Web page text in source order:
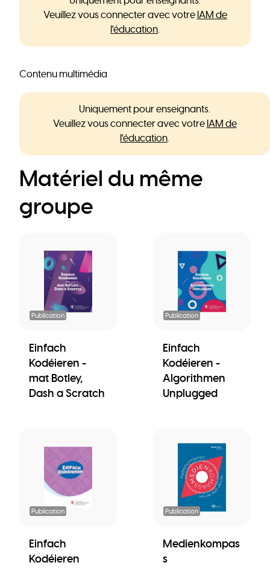
Veuillez vous connecter avec votre IAM de
l'éducation.
Contenu multimédia
Uniquement pour enseignants.
Veuillez vous connecter avec votre IAM de
l'éducation.
Matériel du même
groupe
Publication
Einfach
Kodéieren -
mat Botley,
Dash a Scratch
Publication
Einfach
Kodéieren -
Algorithmen
Unplugged
Publication
Einfach
Kodéieren
Publication
Medienkompas
s